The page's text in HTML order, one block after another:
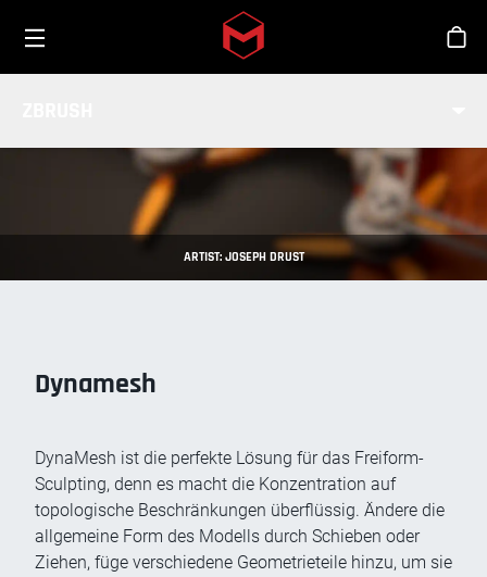
Skip to main content
ARTIST: JOSEPH DRUST
Dynamesh
DynaMesh ist die perfekte Lösung für das Freiform-
Sculpting, denn es macht die Konzentration auf
topologische Beschränkungen überflüssig. Ändere die
allgemeine Form des Modells durch Schieben oder
Ziehen, füge verschiedene Geometrieteile hinzu, um sie